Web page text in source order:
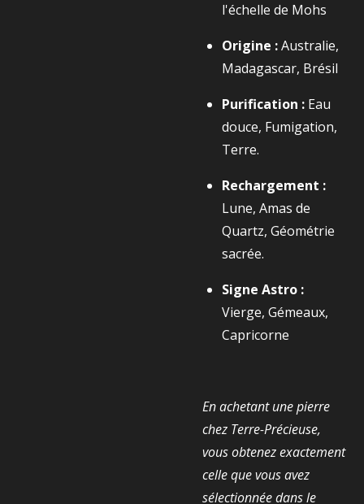
l'échelle de Mohs
Origine :Australie,
Madagascar, Brésil
Purification : Eau
douce, Fumigation,
Terre.
Rechargement :
Lune, Amas de
Quartz, Géométrie
sacrée.
Signe Astro :
Vierge, Gémeaux,
Capricorne
En achetant une pierre
chez Terre-Précieuse,
vous obtenez exactement
celle que vous avez
sélectionnée dans le